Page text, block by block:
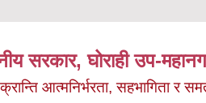
सरकार, घोराही उप-
आत्मनिर्भरता, सहभागिता र